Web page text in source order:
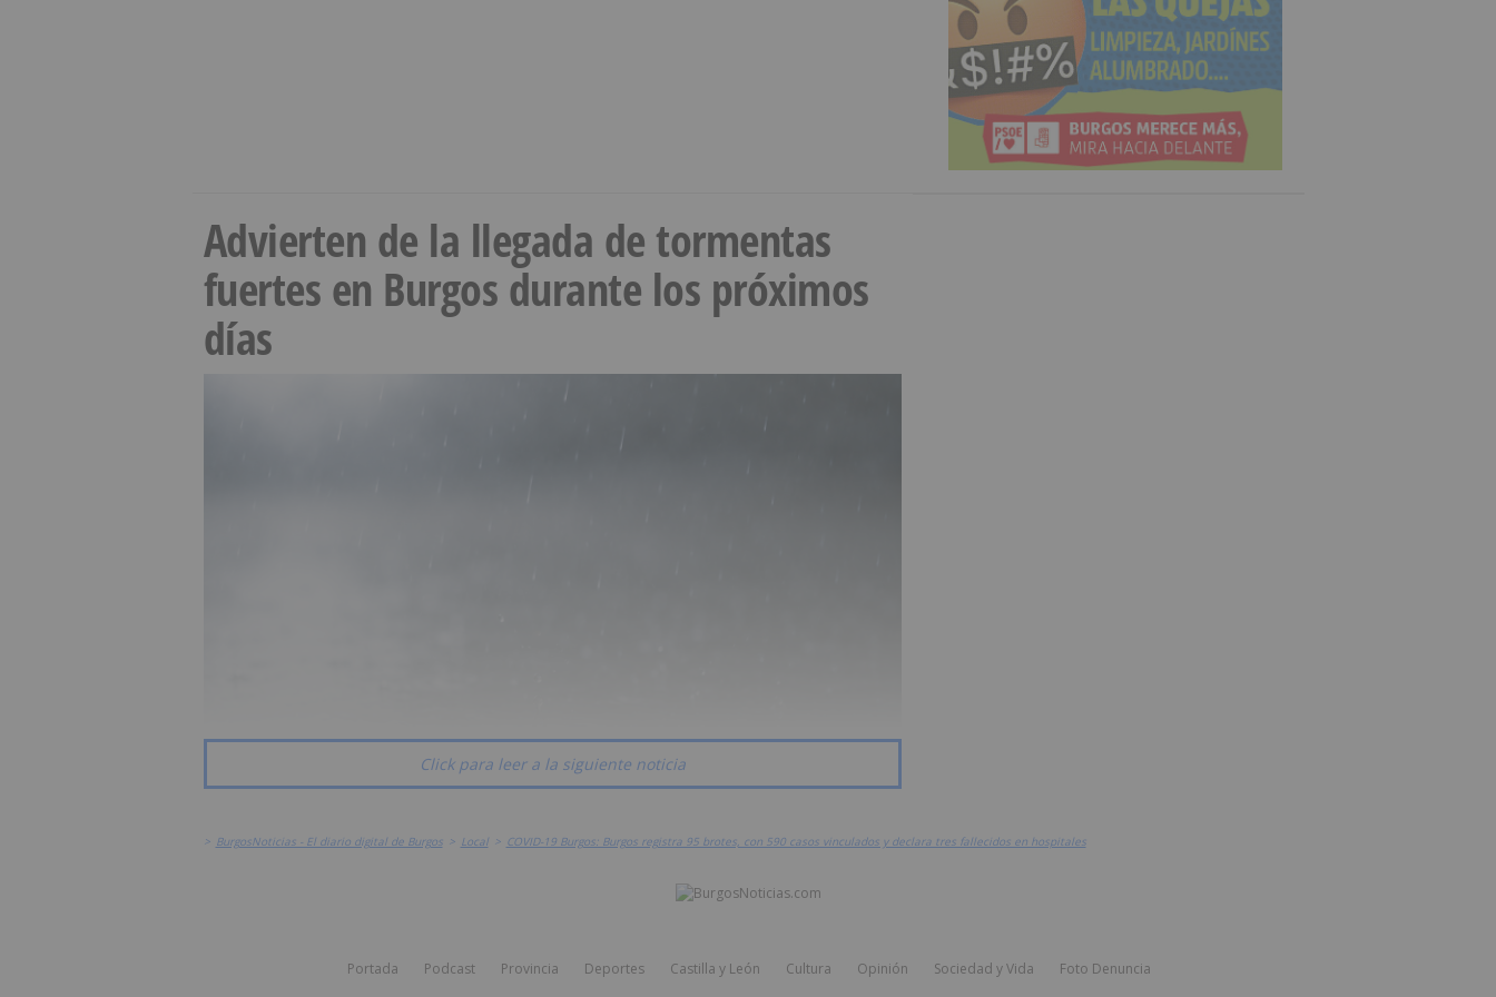
Advierten de la llegada de tormentas
fuertes en Burgos durante los próximos
días
Click para leer a la siguiente noticia
> BurgosNoticias - El diario digital de Burgos > Local > COVID-19 Burgos: Burgos registra 95 brotes, con 590 casos vinculados y declara tres fallecidos en hospitales
Portada Podcast Provincia Deportes Castilla y León Cultura Opinión Sociedad y Vida Foto Denuncia